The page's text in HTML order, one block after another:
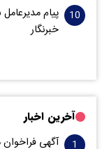
پیام
خبرنگار
آخرین اخبار